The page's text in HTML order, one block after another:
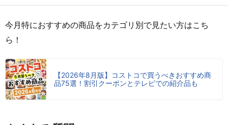
今月特におすすめの商品をカテゴリ別で見たい方はこち
ら！
【2026年8月版】コストコで買うべきおすすめ商
品75選！割引クーポンとテレビでの紹介品も